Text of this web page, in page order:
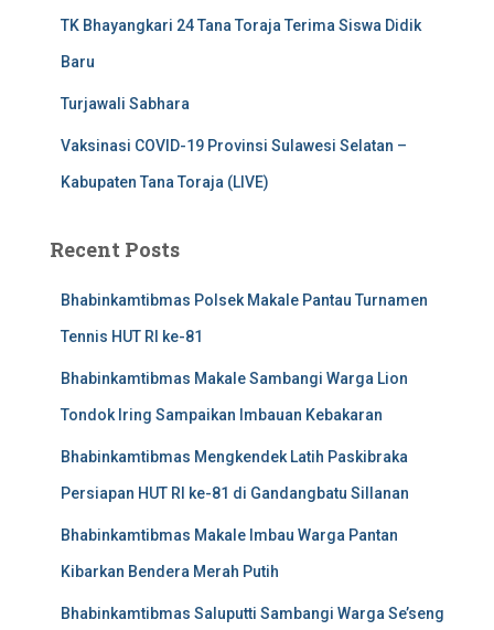
TK Bhayangkari 24 Tana Toraja Terima Siswa Didik
Baru
Turjawali Sabhara
Vaksinasi COVID-19 Provinsi Sulawesi Selatan –
Kabupaten Tana Toraja (LIVE)
Recent Posts
Bhabinkamtibmas Polsek Makale Pantau Turnamen
Tennis HUT RI ke-81
Bhabinkamtibmas Makale Sambangi Warga Lion
Tondok Iring Sampaikan Imbauan Kebakaran
Bhabinkamtibmas Mengkendek Latih Paskibraka
Persiapan HUT RI ke-81 di Gandangbatu Sillanan
Bhabinkamtibmas Makale Imbau Warga Pantan
Kibarkan Bendera Merah Putih
Bhabinkamtibmas Saluputti Sambangi Warga Se’seng